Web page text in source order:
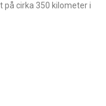
på cirka 350 kilometer i